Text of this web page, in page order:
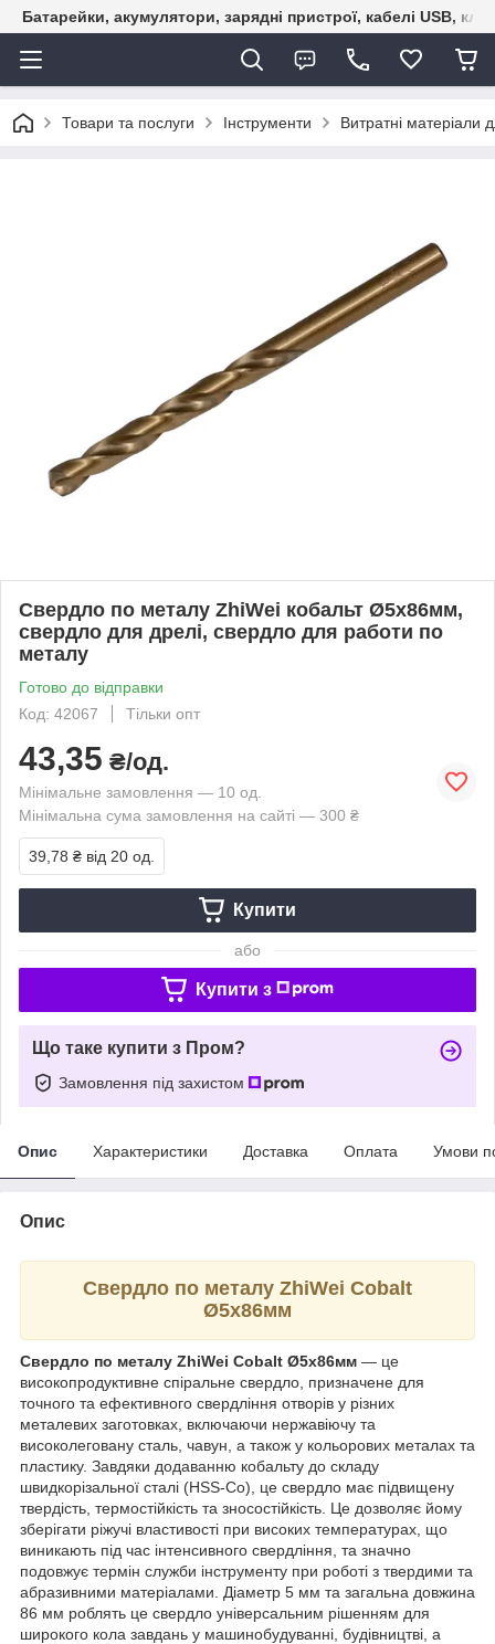
Батарейки, акумулятори, зарядні пристрої, кабелі USB,
Товари та послуги Інструменти Витратні матеріали
Свердло по металу ZhiWei кобальт Ø5х86мм,
свердло для дрелі, свердло для работи по
металу
Готово до відправки
Код: 42067
Тільки опт
43,35 ₴/од.
Мінімальне замовлення — 10 од.
Мінімальна сума замовлення на сайті — 300 ₴
39,78 ₴ від 20 од.
Купити
або
Купити з
Що таке купити з Пром?
Замовлення під захистом
Опис Характеристики Доставка Оплата Умови
Опис
Свердло по металу ZhiWei Cobalt
Ø5х86мм
Свердло по металу ZhiWei Cobalt Ø5х86мм — це
високопродуктивне спіральне свердло, призначене для
точного та ефективного свердління отворів у різних
металевих заготовках, включаючи нержавіючу та
високолеговану сталь, чавун, а також у кольорових металах та
пластику. Завдяки додаванню кобальту до складу
швидкорізальної сталі (HSS-Co), це свердло має підвищену
твердість, термостійкість та зносостійкість. Це дозволяє йому
зберігати ріжучі властивості при високих температурах, що
виникають під час інтенсивного свердління, та значно
подовжує термін служби інструменту при роботі з твердими та
абразивними матеріалами. Діаметр 5 мм та загальна довжина
86 мм роблять це свердло універсальним рішенням для
широкого кола завдань у машинобудуванні, будівництві, а